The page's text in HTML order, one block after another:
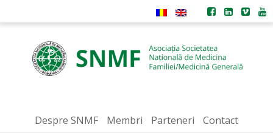
Despre SNMF Membri Parteneri Contact